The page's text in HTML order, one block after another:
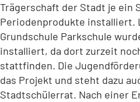
Trägerschaft der Stadt je ein
Periodenprodukte installiert.
Grundschule Parkschule
installiert, da dort zurzeit
stattfinden. Die
das Projekt und steht dazu
Stadtschülerrat. Nach einer